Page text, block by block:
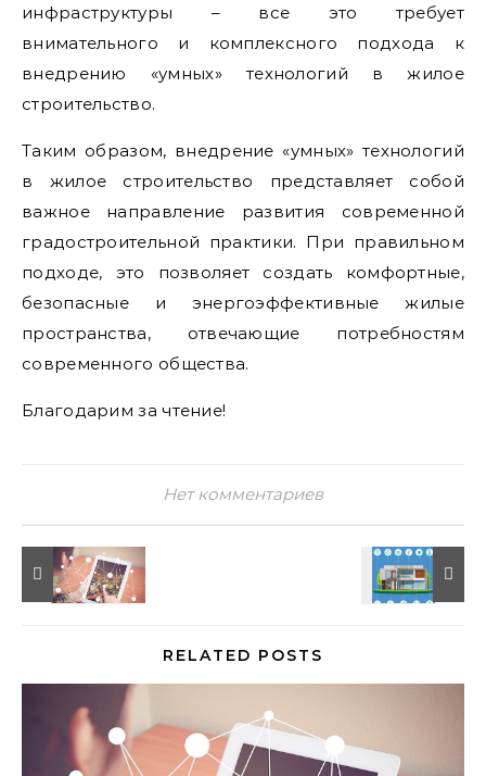
инфраструктуры – все это требует
внимательного и комплексного подхода к
внедрению «умных» технологий в жилое
строительство.
Таким образом, внедрение «умных» технологий
в жилое строительство представляет собой
важное направление развития современной
градостроительной практики. При правильном
подходе, это позволяет создать комфортные,
безопасные и энергоэффективные жилые
пространства, отвечающие потребностям
современного общества.
Благодарим за чтение!
Нет комментариев
RELATED POSTS